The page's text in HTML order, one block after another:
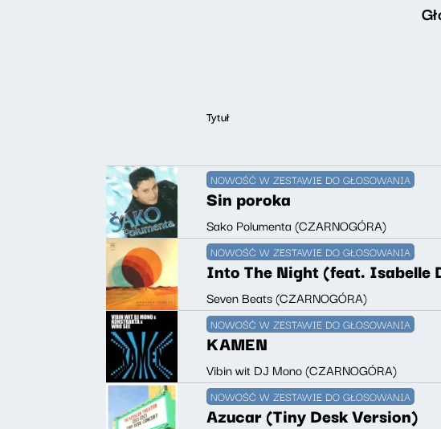
Tytuł
NOWOŚĆ W ZESTAWIE DO GŁOSOWANIA
Sin poroka
Sako Polumenta (CZARNOGÓRA)
NOWOŚĆ W ZESTAWIE DO GŁOSOWANIA
Into The Night (feat. Isabelle
Seven Beats (CZARNOGÓRA)
NOWOŚĆ W ZESTAWIE DO GŁOSOWANIA
KAMEN
Vibin wit DJ Mono (CZARNOGÓRA)
NOWOŚĆ W ZESTAWIE DO GŁOSOWANIA
Azucar (Tiny Desk Version)